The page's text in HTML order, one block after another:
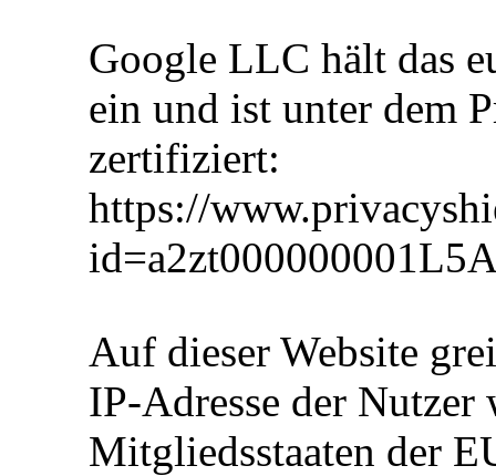
Google LLC hält das
ein und ist unter dem
zertifiziert:
https://
Auf dieser Website
IP-Adresse der
Mitgliedsstaaten der